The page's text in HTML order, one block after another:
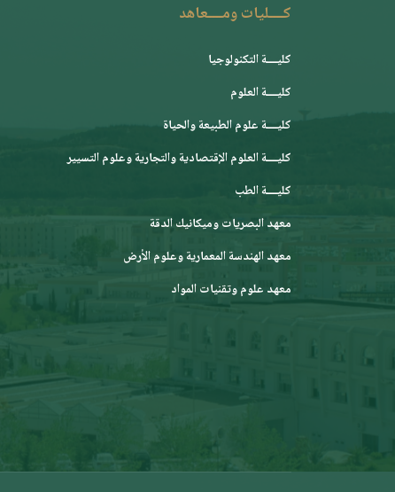
كــــليات ومــــعاهد
كليــــة التكنولوجيا
كليــــة العلوم
كليــــة علوم الطبيعة والحياة
كليــــة العلوم الإقتصادية والتجارية وعلوم التسيير
كليــــة الطب
معهد البصريات وميكانيك الدقة
معهد الهندسة المعمارية وعلوم الأرض
معهد علوم وتقنيات المواد